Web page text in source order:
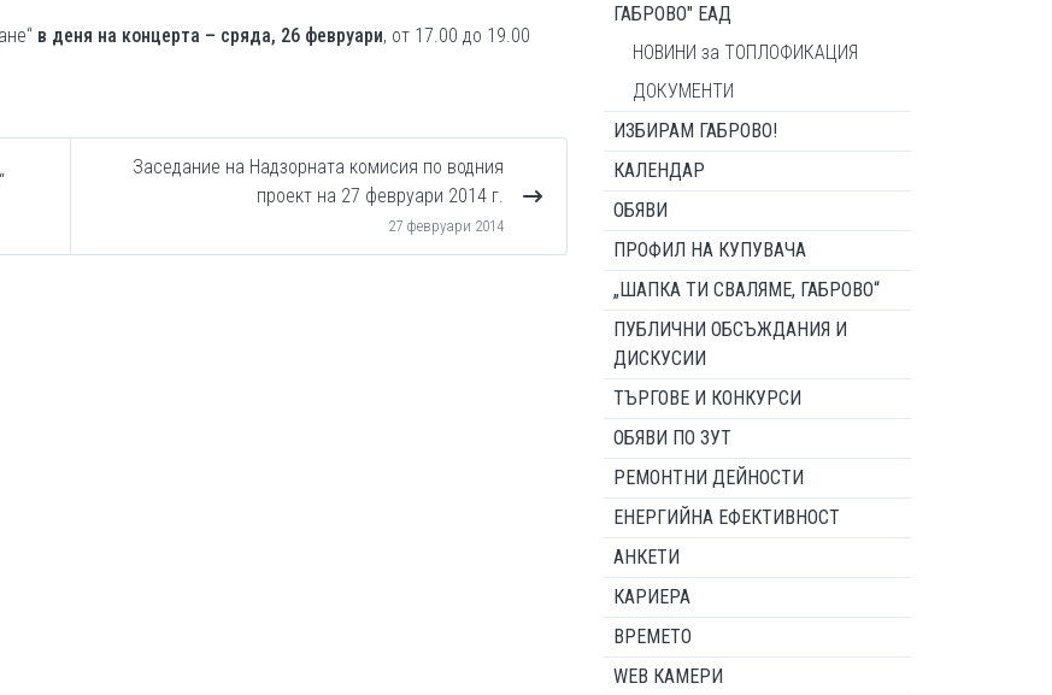
в деня на концерта – сряда, 26 февруари, от 17.00 до 19.00
Заседание на Надзорната комисия по водния
проект на 27 февруари 2014 г.
27 февруари 2014
ГАБРОВО" ЕАД
НОВИНИ за ТОПЛОФИКАЦИЯ
ДОКУМЕНТИ
ИЗБИРАМ ГАБРОВО!
КАЛЕНДАР
ОБЯВИ
ПРОФИЛ НА КУПУВАЧА
„ШАПКА ТИ СВАЛЯМЕ, ГАБРОВО“
ПУБЛИЧНИ ОБСЪЖДАНИЯ И
ДИСКУСИИ
ТЪРГОВЕ И КОНКУРСИ
ОБЯВИ ПО ЗУТ
РЕМОНТНИ ДЕЙНОСТИ
ЕНЕРГИЙНА ЕФЕКТИВНОСТ
АНКЕТИ
КАРИЕРА
ВРЕМЕТО
WEB КАМЕРИ